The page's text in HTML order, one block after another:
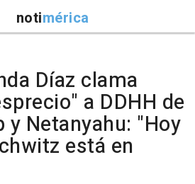
notimérica
Díaz clama
a DDHH de
y Netanyahu: "Hoy
está en